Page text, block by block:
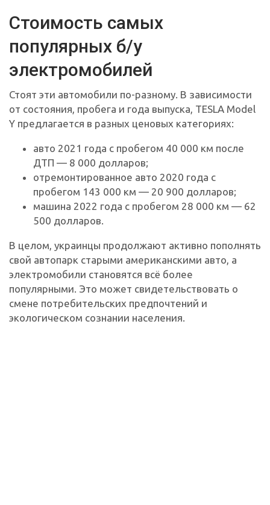
Стоимость самых
популярных б/у
электромобилей
Стоят эти автомобили по-разному. В зависимости
от состояния, пробега и года выпуска, TESLA Model
Y предлагается в разных ценовых категориях:
авто 2021 года с пробегом 40 000 км после
ДТП — 8 000 долларов;
отремонтированное авто 2020 года с
пробегом 143 000 км — 20 900 долларов;
машина 2022 года с пробегом 28 000 км — 62
500 долларов.
В целом, украинцы продолжают активно пополнять
свой автопарк старыми американскими авто, а
электромобили становятся всё более
популярными. Это может свидетельствовать о
смене потребительских предпочтений и
экологическом сознании населения.